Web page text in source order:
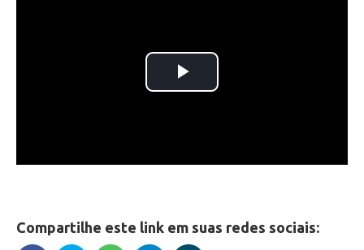
Compartilhe este link em suas redes sociais: